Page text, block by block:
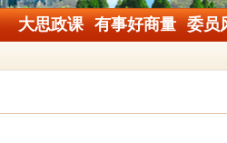
大思政课 有事好商量 委员